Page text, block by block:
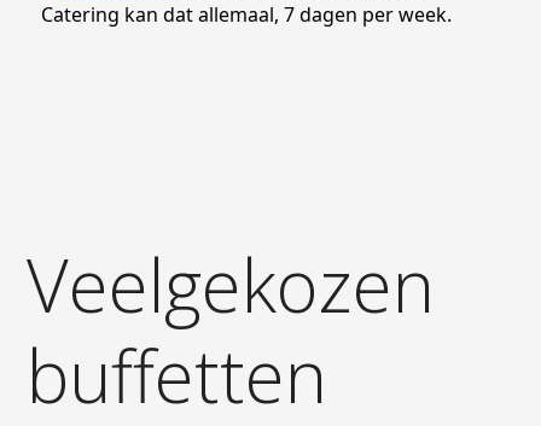
Catering kan dat allemaal, 7 dagen per week.
Veelgekozen
buffetten